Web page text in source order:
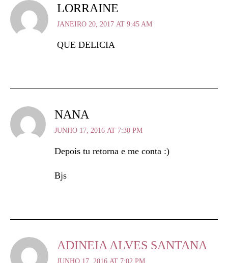
LORRAINE
JANEIRO 20, 2017 AT 9:45 AM
QUE DELICIA
NANA
JUNHO 17, 2016 AT 7:30 PM
Depois tu retorna e me conta :)
Bjs
ADINEIA ALVES SANTANA
JUNHO 17, 2016 AT 7:02 PM